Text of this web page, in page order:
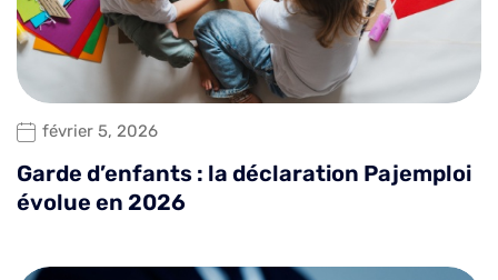
février 5, 2026
Garde d’enfants : la déclaration Pajemploi
évolue en 2026